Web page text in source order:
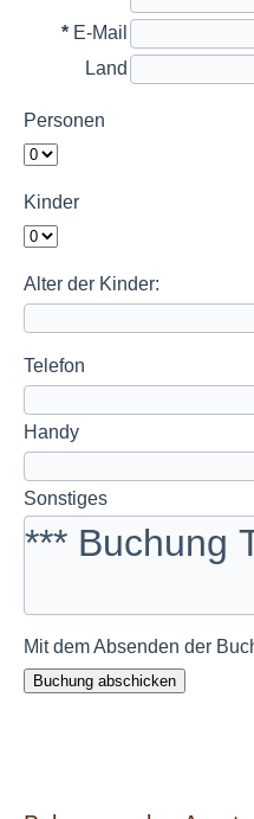
* E-Mail
Land
Personen
Kinder
Alter der Kinder:
Telefon
Handy
Sonstiges
Mit dem Absenden der